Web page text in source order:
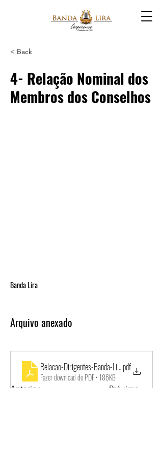
< Back
4- Relação Nominal dos
Membros dos Conselhos
Banda Lira
Arquivo anexado
Anterior Próximo
Relacao-Dirigentes-Banda-Lira-2022-25
.pdf
Fazer download de PDF • 186KB